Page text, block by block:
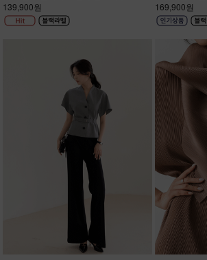
139,900원
169,900원